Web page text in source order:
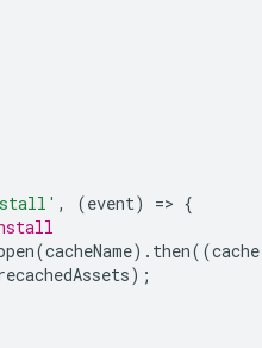
, (event) => {
(cacheName). then((cache
);